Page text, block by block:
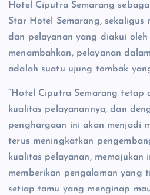
Hotel Ciputra Semarang
Star Hotel Semarang, sekaligus
dan pelayanan yang diakui
menambahkan, pelayanan
adalah suatu ujung tombak
“Hotel Ciputra Semarang tetap
kualitas pelayanannya, dan
penghargaan ini akan menjadi
terus meningkatkan
kualitas pelayanan,
memberikan pengalaman yang
setiap tamu yang menginap